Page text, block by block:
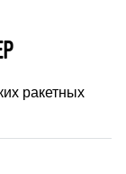
ракетных